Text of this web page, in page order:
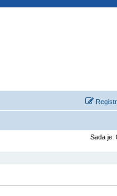
Sada je: